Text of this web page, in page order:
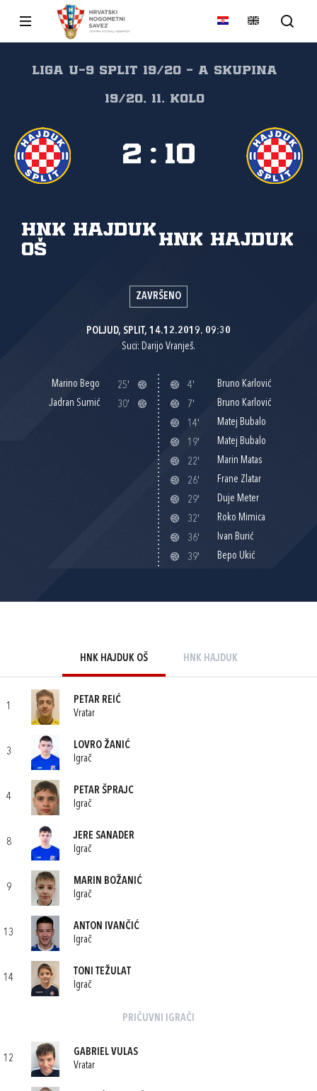
Liga U-9 Split 19/20 - A skupina
19/20, 11. kolo
HNK Hajduk
OŠ
HNK Hajduk
2 : 10
ZAVRŠENO
POLJUD, SPLIT, 14.12.2019. 09:30
Suci: Darijo Vranješ.
Marino Bego
25'
Jadran Sumić
30'
4'
Bruno Karlović
7'
Bruno Karlović
14'
Matej Bubalo
19'
Matej Bubalo
22'
Marin Matas
26'
Frane Zlatar
29'
Duje Meter
32'
Roko Mimica
36'
Ivan Burić
39'
Bepo Ukić
HNK HAJDUK OŠ HNK HAJDUK
1
PETAR REIĆ
Vratar
3
LOVRO ŽANIĆ
Igrač
4
PETAR ŠPRAJC
Igrač
8
JERE SANADER
Igrač
9
MARIN BOŽANIĆ
Igrač
13
ANTON IVANČIĆ
Igrač
14
TONI TEŽULAT
Igrač
PRIČUVNI IGRAČI
12
GABRIEL VULAS
Vratar